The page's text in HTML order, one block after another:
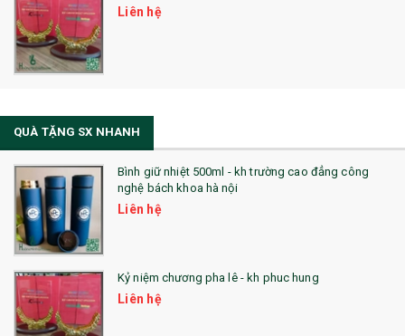
Liên hệ
QUÀ TẶNG SX NHANH
Bình giữ nhiệt 500ml - kh trường cao đẳng công
nghệ bách khoa hà nội
Liên hệ
Kỷ niệm chương pha lê - kh phuc hung
Liên hệ